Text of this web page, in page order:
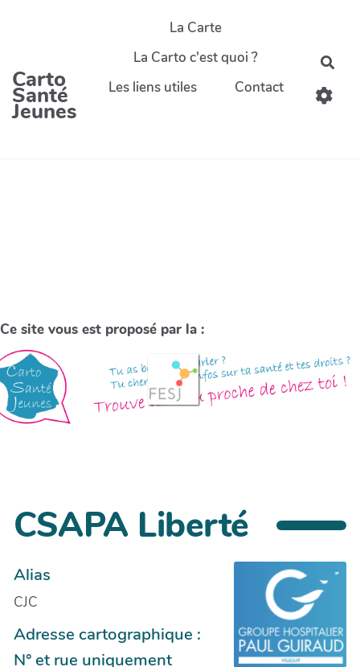
Carto
Santé
Jeunes
La Carte
La Carto c'est quoi ?
Les liens utiles
Contact
Ce site vous est proposé par la :
CSAPA Liberté
Alias
CJC
Adresse cartographique :
N° et rue uniquement